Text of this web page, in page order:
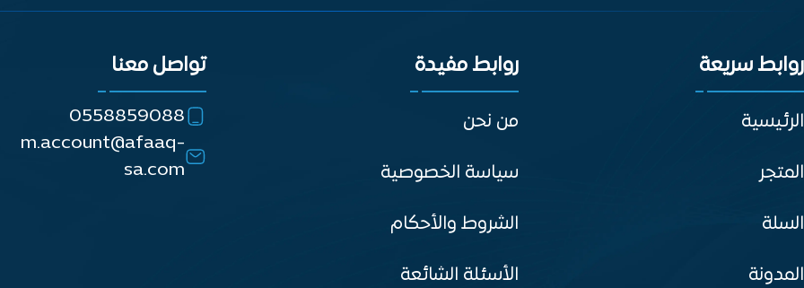
روابط سريعة
الرئيسية
المتجر
السلة
المدونة
روابط مفيدة
من نحن
سياسة الخصوصية
الشروط والأحكام
الأسئلة الشائعة
تواصل معنا
0558859088
m.account@afaaq-
sa.com